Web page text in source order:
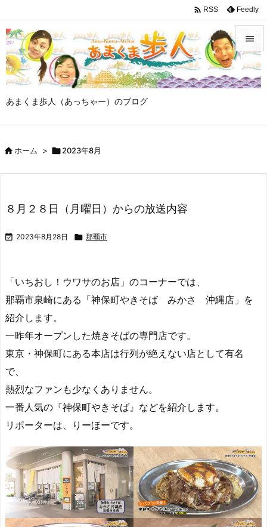
あまくま歩人（あっちゃー）のブログ


メニュ

 RSS Feedly
ホーム > 2023年8月
８月２８日（月曜日）からの放送内容
 2023年8月28日  那覇市
「いちおし！ウワサのお店」のコーナーでは、
那覇市泉崎にある「神保町やきそば みかさ 沖縄店」を
紹介します。
一昨年オープンした焼きそばの専門店です。
東京・神保町にある本店は行列が絶えない店として有名
で、
熱烈なファンも少なくありません。
一番人気の『神保町やきそば』などを紹介します。
リポーターは、りーほーです。